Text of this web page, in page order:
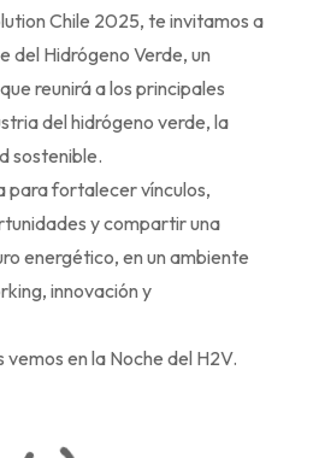
Chile 2025, te invitamos a
del Hidrógeno Verde, un
reunirá a los principales
del hidrógeno verde, la
sostenible.
para fortalecer vínculos,
y compartir una
energético, en un ambiente
innovación y
en la Noche del H2V.